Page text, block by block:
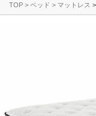
TOP ベッド マットレス